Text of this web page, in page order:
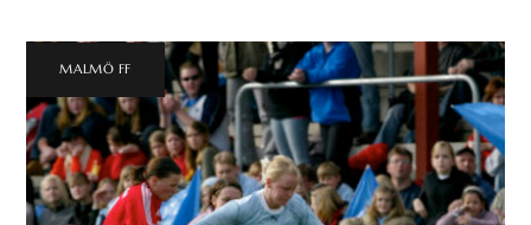
MALMÖ FF